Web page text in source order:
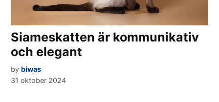
Siameskatten är kommunikativ
och elegant
by biwas
31 oktober 2024